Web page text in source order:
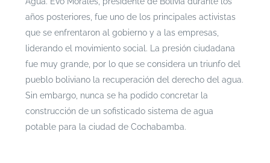
años posteriores, fue uno de los principales activistas
que se enfrentaron al gobierno y a las empresas,
liderando el movimiento social. La presión ciudadana
fue muy grande, por lo que se considera un triunfo del
pueblo boliviano la recuperación del derecho del agua.
Sin embargo, nunca se ha podido concretar la
construcción de un sofisticado sistema de agua
potable para la ciudad de Cochabamba.